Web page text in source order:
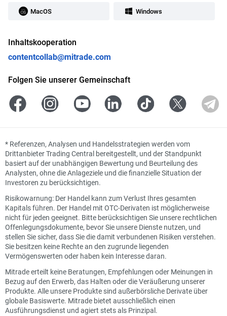
MacOS Windows
Inhaltskooperation
contentcollab@mitrade.com
Folgen Sie unserer Gemeinschaft
* Referenzen, Analysen und Handelsstrategien werden vom
Drittanbieter Trading Central bereitgestellt, und der Standpunkt
basiert auf der unabhängigen Bewertung und Beurteilung des
Analysten, ohne die Anlageziele und die finanzielle Situation der
Investoren zu berücksichtigen.
Risikowarnung: Der Handel kann zum Verlust Ihres gesamten
Kapitals führen. Der Handel mit OTC-Derivaten ist möglicherweise
nicht für jeden geeignet. Bitte berücksichtigen Sie unsere rechtlichen
Offenlegungsdokumente, bevor Sie unsere Dienste nutzen, und
stellen Sie sicher, dass Sie die damit verbundenen Risiken verstehen.
Sie besitzen keine Rechte an den zugrunde liegenden
Vermögenswerten oder haben kein Interesse daran.
Mitrade erteilt keine Beratungen, Empfehlungen oder Meinungen in
Bezug auf den Erwerb, das Halten oder die Veräußerung unserer
Produkte. Alle unsere Produkte sind außerbörsliche Derivate über
globale Basiswerte. Mitrade bietet ausschließlich einen
Ausführungsdienst und agiert stets als Prinzipal.